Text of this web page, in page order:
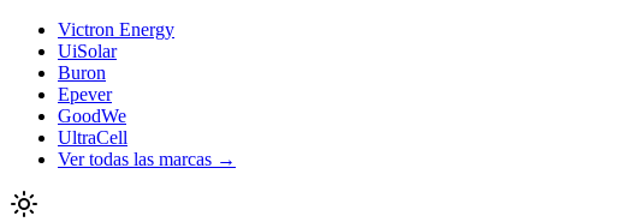
Victron Energy
UiSolar
Buron
Epever
GoodWe
UltraCell
Ver todas las marcas →